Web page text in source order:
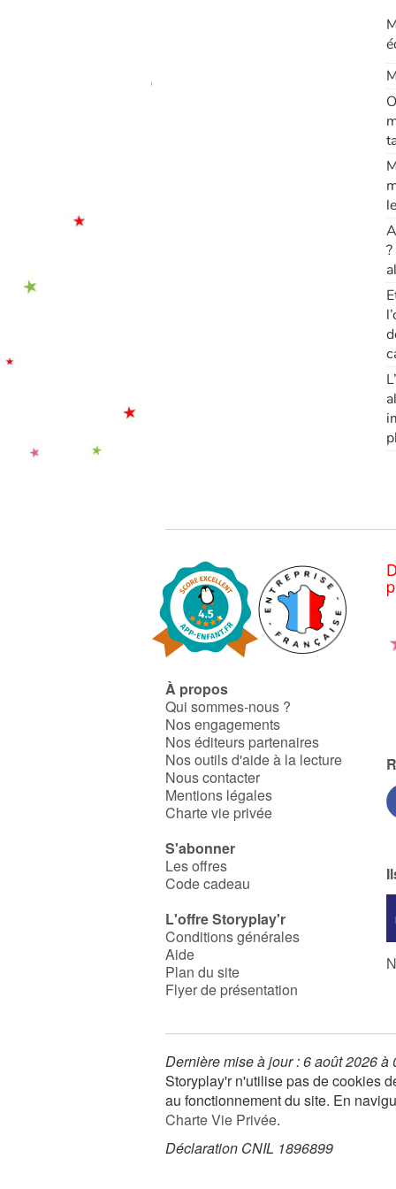
À propos
Qui sommes-nous ?
Nos engagements
Nos éditeurs partenaires
Nos outils d'aide à la lecture
Nous contacter
Mentions légales
Charte vie privée
S'abonner
Les offres
Code cadeau
L'offre Storyplay'r
Conditions générales
Aide
Plan du site
Flyer de présentation
Dernière mise à jour : 6 août 2026 à
Storyplay'r n'utilise pas de cookies
au fonctionnement du site. En
Charte Vie Privée.
Déclaration CNIL 1896899